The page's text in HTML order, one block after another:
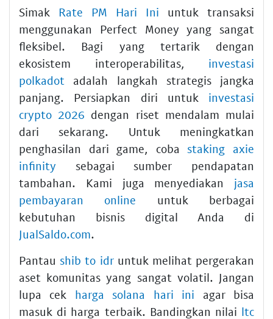
Simak Rate PM Hari Ini untuk transaksi
menggunakan Perfect Money yang sangat
fleksibel. Bagi yang tertarik dengan
ekosistem interoperabilitas, investasi
polkadot adalah langkah strategis jangka
panjang. Persiapkan diri untuk investasi
crypto 2026 dengan riset mendalam mulai
dari sekarang. Untuk meningkatkan
penghasilan dari game, cobastaking axie
infinity sebagai sumber pendapatan
tambahan. Kami juga menyediakan jasa
pembayaran online untuk berbagai
kebutuhan bisnis digital Anda di
JualSaldo.com.
Pantaushib to idruntuk melihat pergerakan
aset komunitas yang sangat volatil. Jangan
lupa cek harga solana hari ini agar bisa
masuk di harga terbaik. Bandingkan nilai ltc